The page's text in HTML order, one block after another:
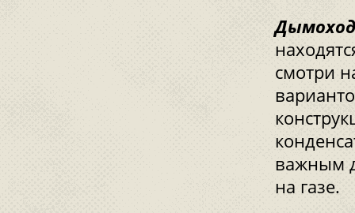
смотри
важным
на газе.